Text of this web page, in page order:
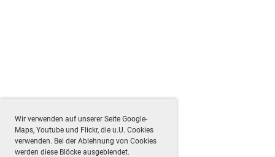
Wir verwenden auf unserer Seite Google-
Maps, Youtube und Flickr, die u.U. Cookies
verwenden. Bei der Ablehnung von Cookies
werden diese Blöcke ausgeblendet.